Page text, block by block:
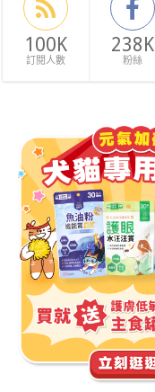
100K
訂閱人數
238K
粉絲